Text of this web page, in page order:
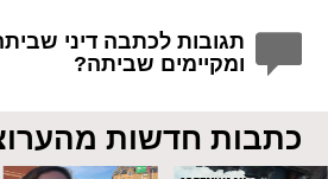
תגובות לכתבה דיני
ומקיימים שביתה?
כתבות חדשות